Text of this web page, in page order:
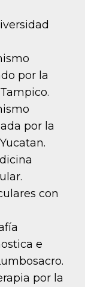
por la
por la
con
e
por la